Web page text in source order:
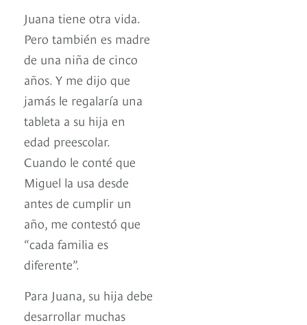
Juana tiene otra vida.
Pero también es madre
de una niña de cinco
años. Y me dijo que
jamás le regalaría una
tableta a su hija en
edad preescolar.
Cuando le conté que
Miguel la usa desde
antes de cumplir un
año, me contestó que
“cada familia es
diferente”.
Para Juana, su hija debe
desarrollar muchas